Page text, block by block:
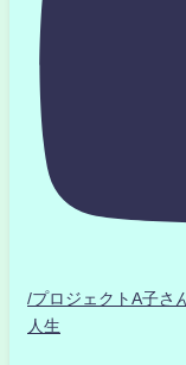
/プロジェクトA子さ
人生